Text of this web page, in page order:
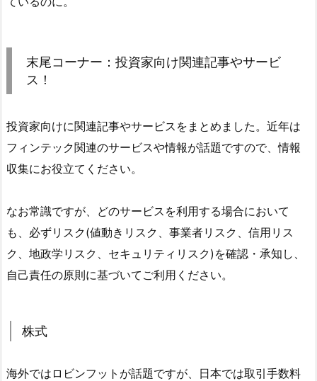
末尾コーナー：投資家向け関連記事やサービ
ス！
投資家向けに関連記事やサービスをまとめました。近年は
フィンテック関連のサービスや情報が話題ですので、情報
収集にお役立てください。
なお常識ですが、どのサービスを利用する場合において
も、必ずリスク(値動きリスク、事業者リスク、信用リス
ク、地政学リスク、セキュリティリスク)を確認・承知し、
自己責任の原則に基づいてご利用ください。
株式
海外ではロビンフットが話題ですが、日本では取引手数料